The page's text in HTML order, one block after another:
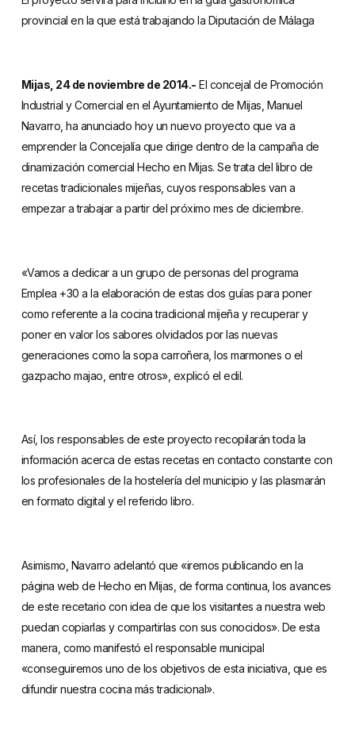
provincial en la que está trabajando la Diputación de Málaga
Mijas, 24 de noviembre de 2014.- El concejal de Promoción
Industrial y Comercial en el Ayuntamiento de Mijas, Manuel
Navarro, ha anunciado hoy un nuevo proyecto que va a
emprender la Concejalía que dirige dentro de la campaña de
dinamización comercial Hecho en Mijas. Se trata del libro de
recetas tradicionales mijeñas, cuyos responsables van a
empezar a trabajar a partir del próximo mes de diciembre.
«Vamos a dedicar a un grupo de personas del programa
Emplea +30 a la elaboración de estas dos guías para poner
como referente a la cocina tradicional mijeña y recuperar y
poner en valor los sabores olvidados por las nuevas
generaciones como la sopa carroñera, los marmones o el
gazpacho majao, entre otros», explicó el edil.
Así, los responsables de este proyecto recopilarán toda la
información acerca de estas recetas en contacto constante con
los profesionales de la hostelería del municipio y las plasmarán
en formato digital y el referido libro.
Asimismo, Navarro adelantó que «iremos publicando en la
página web de Hecho en Mijas, de forma continua, los avances
de este recetario con idea de que los visitantes a nuestra web
puedan copiarlas y compartirlas con sus conocidos». De esta
manera, como manifestó el responsable municipal
«conseguiremos uno de los objetivos de esta iniciativa, que es
difundir nuestra cocina más tradicional».